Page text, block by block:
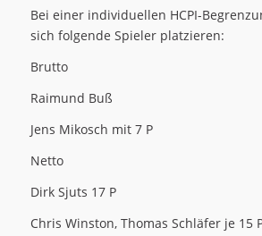
Bei einer individuellen HCPI-
sich folgende Spieler platzieren:
Brutto
Raimund Buß
Jens Mikosch mit 7 P
Netto
Dirk Sjuts 17 P
Chris Winston, Thomas Schläfer je 15